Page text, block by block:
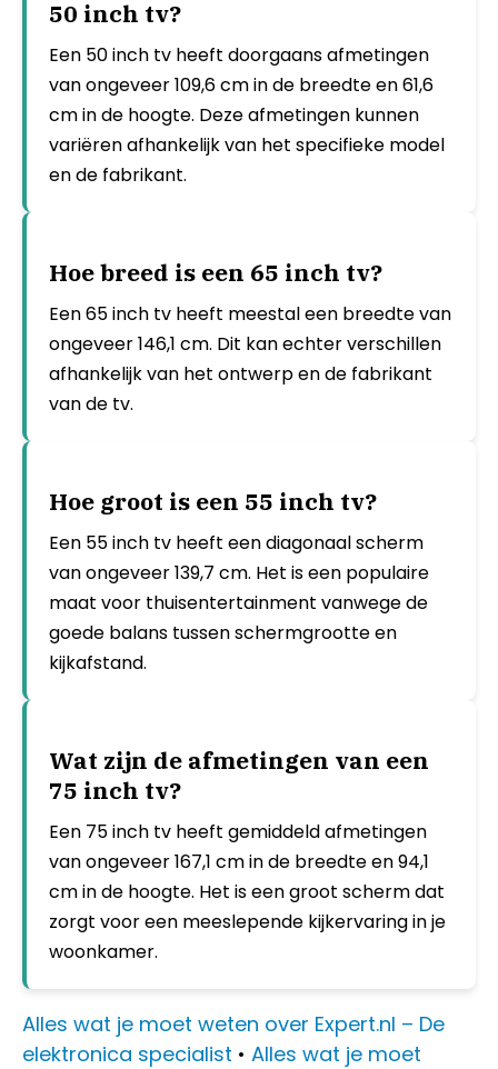
50 inch tv?
Een 50 inch tv heeft doorgaans afmetingen
van ongeveer 109,6 cm in de breedte en 61,6
cm in de hoogte. Deze afmetingen kunnen
variëren afhankelijk van het specifieke model
en de fabrikant.
Hoe breed is een 65 inch tv?
Een 65 inch tv heeft meestal een breedte van
ongeveer 146,1 cm. Dit kan echter verschillen
afhankelijk van het ontwerp en de fabrikant
van de tv.
Hoe groot is een 55 inch tv?
Een 55 inch tv heeft een diagonaal scherm
van ongeveer 139,7 cm. Het is een populaire
maat voor thuisentertainment vanwege de
goede balans tussen schermgrootte en
kijkafstand.
Wat zijn de afmetingen van een
75 inch tv?
Een 75 inch tv heeft gemiddeld afmetingen
van ongeveer 167,1 cm in de breedte en 94,1
cm in de hoogte. Het is een groot scherm dat
zorgt voor een meeslepende kijkervaring in je
woonkamer.
Alles wat je moet weten over Expert.nl – De
elektronica specialist • Alles wat je moet